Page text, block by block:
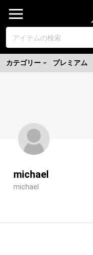
カテゴリー プレミアム
michael
michael